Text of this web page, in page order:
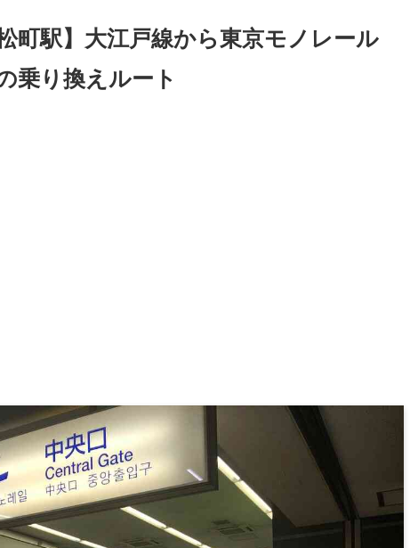
町駅】大江戸線から東京モノレール
乗り換えルート